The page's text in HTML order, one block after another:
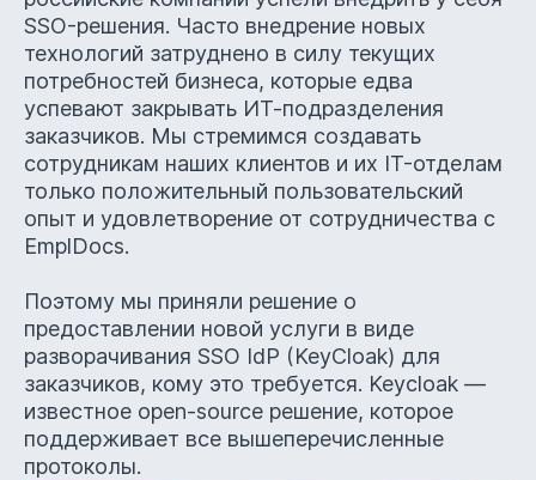
SSO-решения. Часто внедрение новых
технологий затруднено в силу текущих
потребностей бизнеса, которые едва
успевают закрывать ИТ-подразделения
заказчиков. Мы стремимся создавать
сотрудникам наших клиентов и их IT-отделам
только положительный пользовательский
опыт и удовлетворение от сотрудничества с
EmplDocs.
Поэтому мы приняли решение о
предоставлении новой услуги в виде
разворачивания SSO IdP (KeyCloak) для
заказчиков, кому это требуется. Keycloak —
известное open-source решение, которое
поддерживает все вышеперечисленные
протоколы.
Читать на VC.ru
© 2026,
+7 495 147 31 20